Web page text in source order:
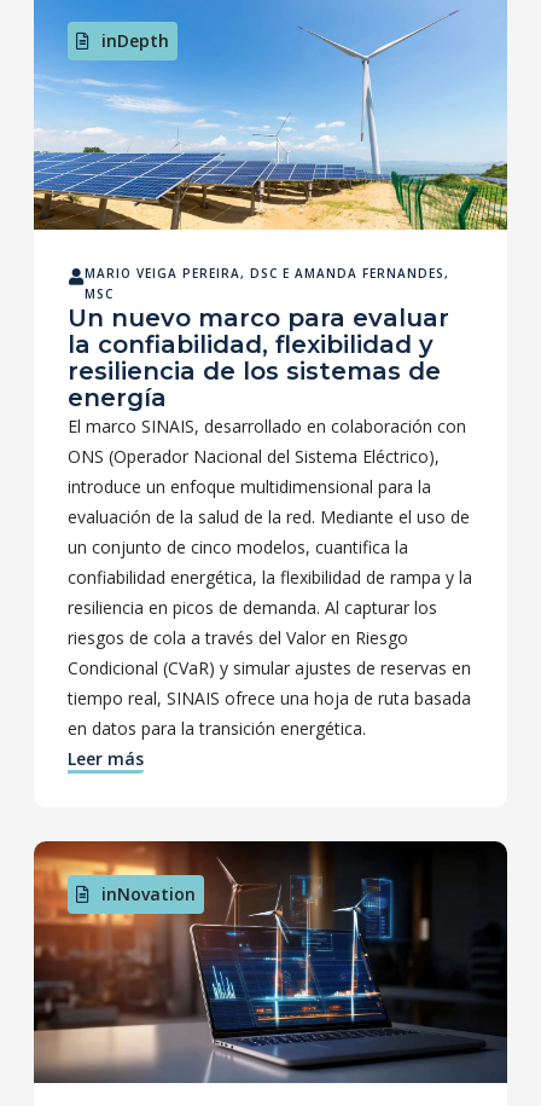
inDepth
MARIO VEIGA PEREIRA, DSC E AMANDA FERNANDES,
MSC
Un nuevo marco para evaluar
la confiabilidad, flexibilidad y
resiliencia de los sistemas de
energía
El marco SINAIS, desarrollado en colaboración con
ONS (Operador Nacional del Sistema Eléctrico),
introduce un enfoque multidimensional para la
evaluación de la salud de la red. Mediante el uso de
un conjunto de cinco modelos, cuantifica la
confiabilidad energética, la flexibilidad de rampa y la
resiliencia en picos de demanda. Al capturar los
riesgos de cola a través del Valor en Riesgo
Condicional (CVaR) y simular ajustes de reservas en
tiempo real, SINAIS ofrece una hoja de ruta basada
en datos para la transición energética.
Leer más
inNovation